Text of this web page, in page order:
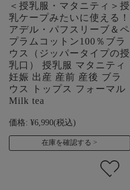
＜授乳服・マタニティ＞授
乳ケープみたいに使える！
アデル・パフスリーブ＆ペ
プラムコットン100％ブラ
ウス（ジッパータイプの授
乳口） 授乳服 マタニティ
妊娠 出産 産前 産後 ブラ
ウス トップス フォーマル
Milk tea
価格: ¥6,990(税込)
在庫を確認する